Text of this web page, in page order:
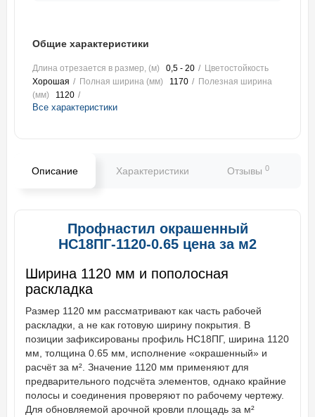
Общие характеристики
Длина отрезается в размер, (м) 0,5 - 20
Цветостойкость
Хорошая
Полная ширина (мм) 1170
Полезная ширина
(мм)
1120
Все характеристики
Описание Характеристики Отзывы 0
Профнастил окрашенный
НС18ПГ-1120-0.65 цена за м2
Ширина 1120 мм и пополосная
раскладка
Размер 1120 мм рассматривают как часть рабочей
раскладки, а не как готовую ширину покрытия. В
позиции зафиксированы профиль НС18ПГ, ширина 1120
мм, толщина 0.65 мм, исполнение «окрашенный» и
расчёт за м². Значение 1120 мм применяют для
предварительного подсчёта элементов, однако крайние
полосы и соединения проверяют по рабочему чертежу.
Для обновляемой арочной кровли площадь за м²